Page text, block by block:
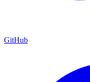
GitHub